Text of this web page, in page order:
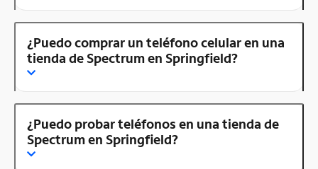
¿Puedo comprar un teléfono celular en una
tienda de Spectrum en Springfield?
¿Puedo probar teléfonos en una tienda de
Spectrum en Springfield?